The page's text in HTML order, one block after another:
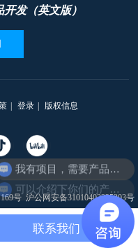
发（英文版）
登录 版权信息
号 沪公网安备31010402335203号
联系我们